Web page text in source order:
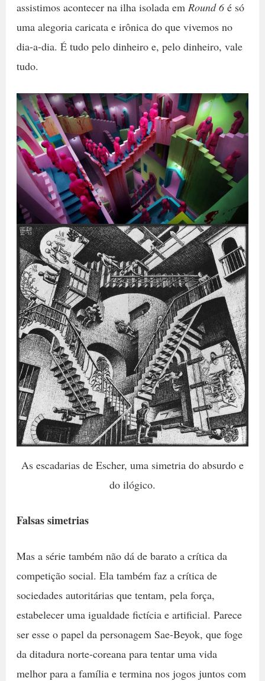
assistimos acontecer na ilha isolada em Round 6é só
uma alegoria caricata e irônica do que vivemos no
dia-a-dia. É tudo pelo dinheiro e, pelo dinheiro, vale
tudo.
As escadarias de Escher, uma simetria do absurdo e
do ilógico.
Falsas simetrias
Mas a série também não dá de barato a crítica da
competição social. Ela também faz a crítica de
sociedades autoritárias que tentam, pela força,
estabelecer uma igualdade fictícia e artificial. Parece
ser esse o papel da personagem Sae-Beyok, que foge
da ditadura norte-coreana para tentar uma vida
melhor para a família e termina nos jogos juntos com